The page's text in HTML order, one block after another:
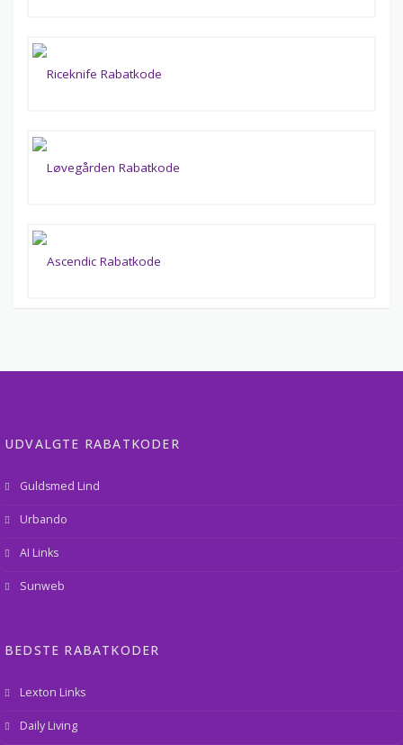
UDVALGTE RABATKODER
Guldsmed Lind
Urbando
AI Links
Sunweb
BEDSTE RABATKODER
Lexton Links
Daily Living